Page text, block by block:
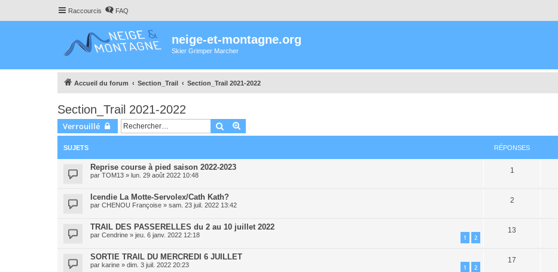
Raccourcis FAQ
neige-et-montagne.org
Skier Grimper Marcher
Accueil du forum Section_Trail Section_Trail 2021-2022
Section_Trail 2021-2022
Verrouillé Rechercher
SUJETS RÉPONSES
Reprise course à pied saison 2022-2023
par TOM13 » lun. 29 août 2022 10:48
1
Icendie La Motte-Servolex/Cath Kath?
par CHENOU Françoise » sam. 23 juil. 2022 13:42
2
TRAIL DES PASSERELLES du 2 au 10 juillet 2022
par Cendrine » jeu. 6 janv. 2022 12:18 1 2
13
SORTIE TRAIL DU MERCREDI 6 JUILLET
par karine » dim. 3 juil. 2022 20:23 1 2
17